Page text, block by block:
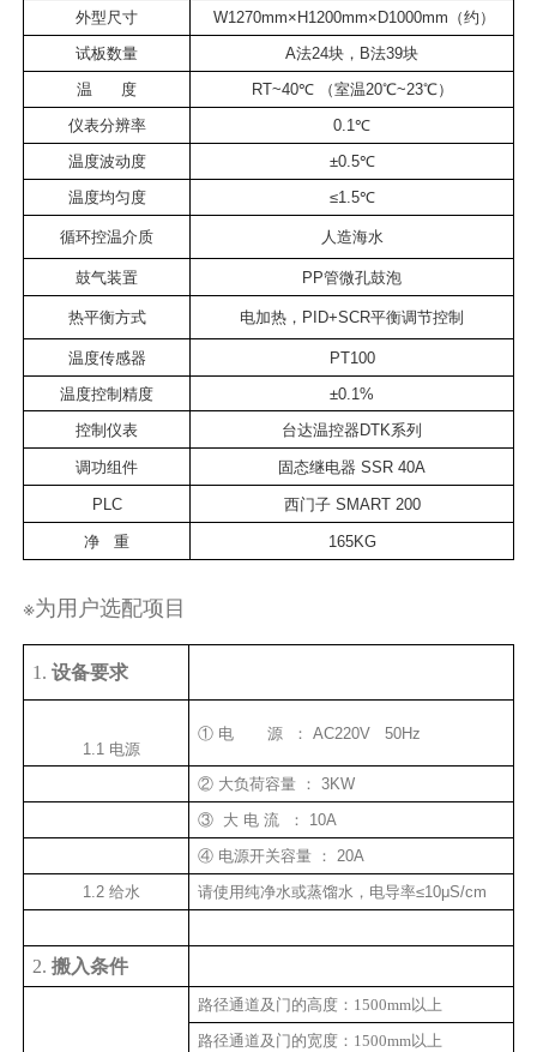
外型尺寸
W1270mm×H1200mm×D1000mm（约）
试板数量
A法24块，B法39块
温 度
RT~40℃ （室温20℃~23℃）
仪表分辨率
0.1℃
温度波动度
±0.5℃
温度均匀度
≤1.5℃
循环控温介质 人造海水
鼓气装置 PP管微孔鼓泡
热平衡方式 电加热，PID+SCR平衡调节控制
温度传感器
PT100
温度控制精度
±0.1%
控制仪表
台达温控器DTK系列
调功组件 固态继电器 SSR 40A
PLC 西门子 SMART 200
净 重 165KG
※为用户选配项目
1.设备要求
1.1 电源
① 电 源 ： AC220V 50Hz
② 大负荷容量 ： 3KW
③ 大 电 流 ： 10A
④ 电源开关容量 ： 20A
1.2 给水
请使用纯净水或蒸馏水，电导率≤10μS/cm
2.搬入条件
路径通道及门的高度： 1500mm以上
路径通道及门的宽度： 1500mm以上